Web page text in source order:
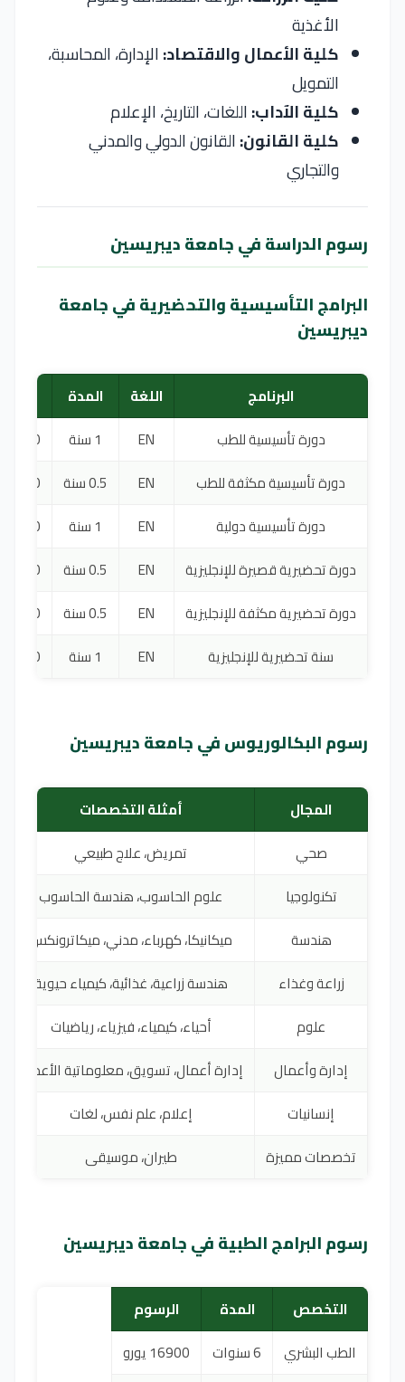
الأغذية
كلية الأعمال والاقتصاد:الإدارة، المحاسبة،
التمويل
كلية الآداب:اللغات، التاريخ، الإعلام
كلية القانون:القانون الدولي والمدني
والتجاري
رسوم الدراسة في جامعة ديبريسين
البرامج التأسيسية والتحضيرية في جامعة
ديبريسين
البرنامج اللغة المدة
دورة تأسيسية للطب
EN 1 سنة
7500 يورو
دورة تأسيسية مكثفة للطب
EN 0.5 سنة
7500 يورو
دورة تأسيسية دولية
EN 1 سنة
6000 يورو
دورة تحضيرية قصيرة للإنجليزية
EN 0.5 سنة
3000 يورو
دورة تحضيرية مكثفة للإنجليزية
EN 0.5 سنة
4500 يورو
سنة تحضيرية للإنجليزية
EN 1 سنة 6000 يورو
رسوم البكالوريوس في جامعة ديبريسين
المجال
أمثلة التخصصات
صحي
تمريض، علاج طبيعي
تكنولوجيا
علوم الحاسوب، هندسة الحاسوب
هندسة
ميكانيكا، كهرباء، مدني، ميكاترونكس
زراعة وغذاء
هندسة زراعية، غذائية، كيمياء حيوية
علوم
أحياء، كيمياء، فيزياء، رياضيات
إدارة وأعمال
إدارة أعمال، تسويق، معلوماتية الأعمال
إنسانيات
إعلام، علم نفس، لغات
تخصصات مميزة
طيران، موسيقى
رسوم البرامج الطبية في جامعة ديبريسين
التخصص المدة
الرسوم
الطب البشري
6 سنوات
16900 يورو